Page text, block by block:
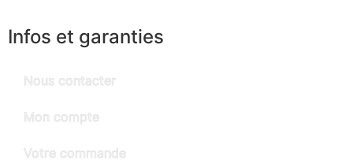
Infos et garanties
Nous contacter
Mon compte
Votre commande